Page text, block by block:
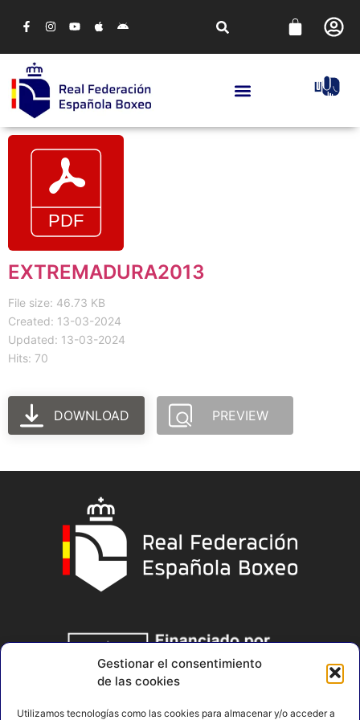
Gestionar el consentimiento
de las cookies
Utilizamos tecnologías como las cookies para almacenar y/o acceder a
EXTREMADURA2013
File size: 46.73 KB
Created: 13-03-2024
Updated: 13-03-2024
Hits: 70
DOWNLOAD PREVIEW